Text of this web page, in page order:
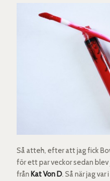
Så atteh, efter att jag fick
för ett par veckor sedan
från Kat Von D. Så när jag